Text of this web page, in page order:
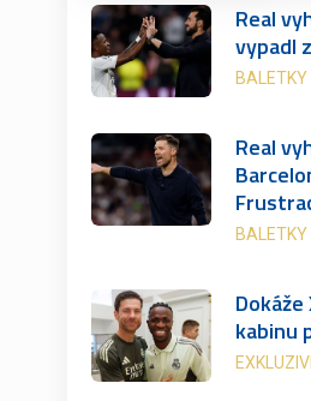
Real
vypadl
BALETKY
Real
BALETKY
kabinu